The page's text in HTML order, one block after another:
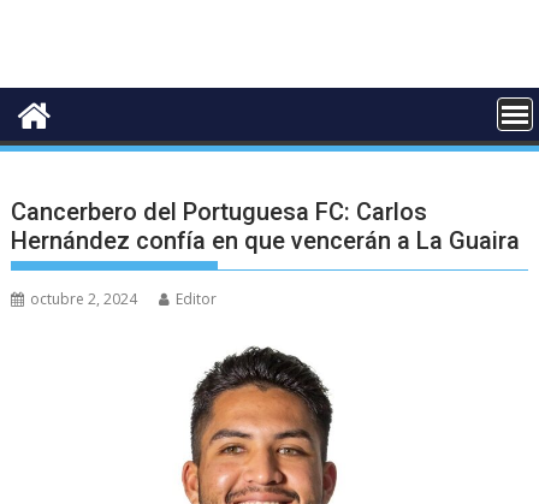
Cancerbero del Portuguesa FC: Carlos
Hernández confía en que vencerán a La Guaira
octubre 2, 2024 Editor